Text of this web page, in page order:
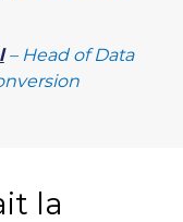
– Head of Data
la